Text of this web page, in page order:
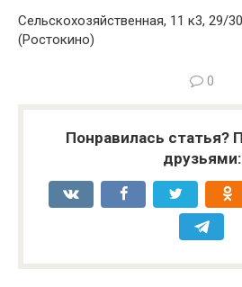
Сельскохозяйственная, 11 к3, 29/
(Ростокино)
0
Понравилась статья?
друзьями: